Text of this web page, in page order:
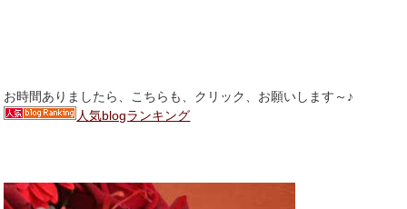
お時間ありましたら、こちらも、クリック、お願いします～♪
人気blogランキング